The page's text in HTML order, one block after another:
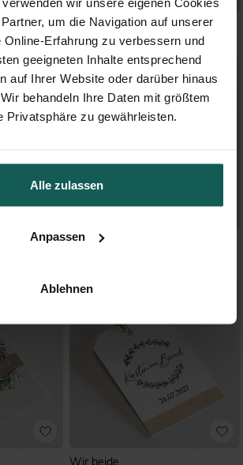
um die Navigation auf unserer
Online-Erfahrung zu verbessern und
geeigneten Inhalte entsprechend
auf Ihrer Website oder darüber hinaus
behandeln Ihre Daten mit größtem
Privatsphäre zu gewährleisten.
Alle zulassen
Anpassen
Ablehnen
Blättertanz
Aquarell in Schwarz
Wir beide